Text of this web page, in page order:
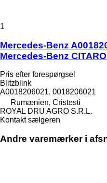
1
Mercedes-Benz
Mercedes-Benz
Pris efter forespørgsel
Blitzblink
A0018206021, 0018206021
Rumænien, Cristesti
ROYAL DRU AGRO S.R.L.
Kontakt sælgeren
Andre varemærker i